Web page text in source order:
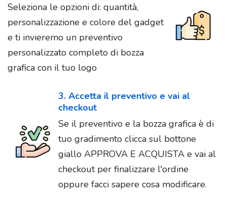
Seleziona le opzioni di: quantità,
personalizzazione e colore del gadget
e ti invieremo un preventivo
personalizzato completo di bozza
grafica con il tuo logo
3. Accetta il preventivo e vai al
checkout
Se il preventivo e la bozza grafica è di
tuo gradimento clicca sul bottone
giallo APPROVA E ACQUISTA e vai al
checkout per finalizzare l'ordine
oppure facci sapere cosa modificare.